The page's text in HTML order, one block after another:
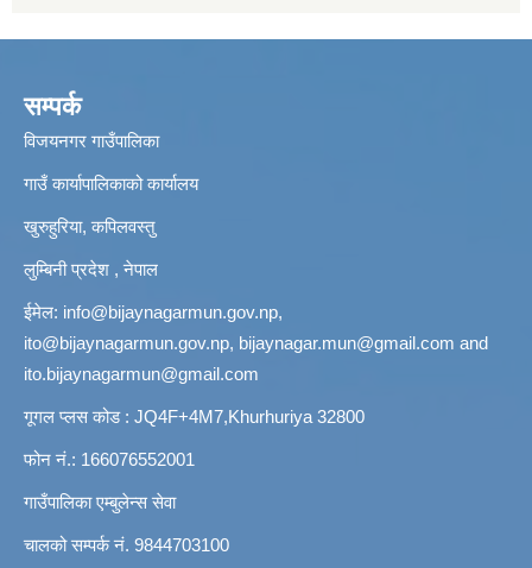
सम्पर्क
विजयनगर गाउँपालिका
गाउँ कार्यापालिकाको कार्यालय
खुरुहुरिया, कपिलवस्तु
लुम्बिनी प्रदेश , नेपाल
ईमेल: info@bijaynagarmun.gov.np,
ito@bijaynagarmun.gov.np, bijaynagar.mun@gmail.com and
ito.bijaynagarmun@gmail.com
गूगल प्लस कोड : JQ4F+4M7,Khurhuriya 32800
फोन नं.: 166076552001
गाउँपालिका एम्बुलेन्स सेवा
चालको सम्पर्क नं. 9844703100